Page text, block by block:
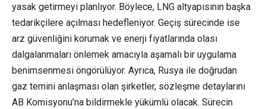
yasak getirmeyi planlıyor. Böylece, LNG altyapısının başka
tedarikçilere açılması hedefleniyor. Geçiş sürecinde ise
arz güvenliğini korumak ve enerji fiyatlarında olası
dalgalanmaları önlemek amacıyla aşamalı bir uygulama
benimsenmesi öngörülüyor. Ayrıca, Rusya ile doğrudan
gaz temini anlaşması olan şirketler, sözleşme detaylarını
AB Komisyonu’na bildirmekle yükümlü olacak. Sürecin